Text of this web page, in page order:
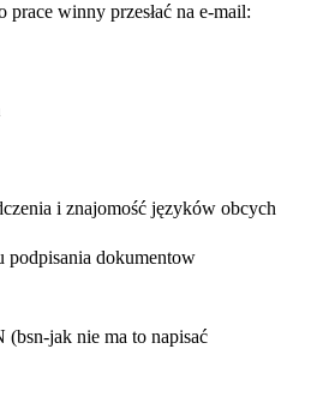
winny przesłać na e-mail:
i znajomość języków obcych
dokumentow
jak nie ma to napisać